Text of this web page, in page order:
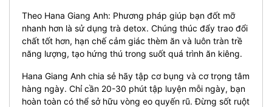
Theo Hana Giang Anh: Phương pháp giúp bạn đốt mỡ
nhanh hơn là sử dụng trà detox. Chúng thúc đẩy trao đổi
chất tốt hơn, hạn chế cảm giác thèm ăn và luôn tràn trề
năng lượng, tạo hứng thú trong suốt quá trình ăn kiêng.
Hana Giang Anh chia sẻ hãy tập cơ bụng và cơ trọng tâm
hàng ngày. Chỉ cần 20-30 phút tập luyện mỗi ngày, bạn
hoàn toàn có thể sở hữu vòng eo quyến rũ. Đừng sốt ruột